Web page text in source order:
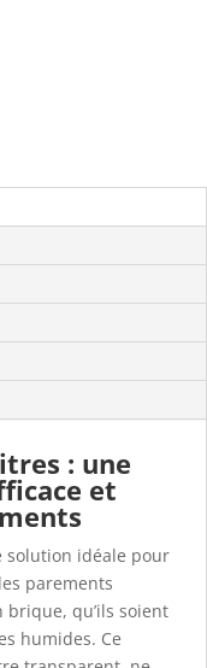
: une
et
solution idéale pour
parements
qu’ils soient
humides. Ce